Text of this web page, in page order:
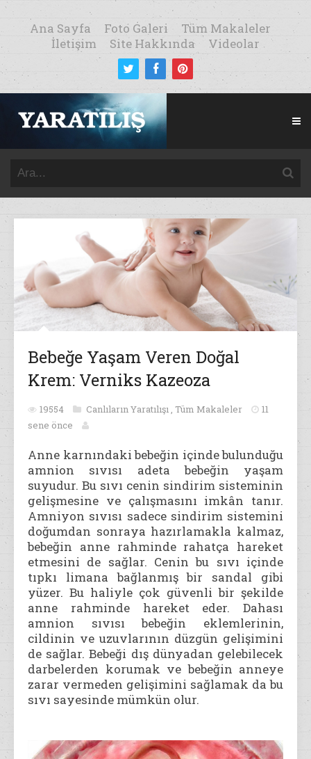
Ana Sayfa Foto Galeri
Tüm Makaleler
İletişim
Site Hakkında Videolar
Bebeğe Yaşam Veren Doğal
Krem: Verniks Kazeoza
19554 Canlıların Yaratılışı , Tüm Makaleler
11
sene önce
Anne karnındaki bebeğin içinde bulunduğu
amnion sıvısı adeta bebeğin yaşam
suyudur. Bu sıvı cenin sindirim sisteminin
gelişmesine ve çalışmasını imkân tanır.
Amniyon sıvısı sadece sindirim sistemini
doğumdan sonraya hazırlamakla kalmaz,
bebeğin anne rahminde rahatça hareket
etmesini de sağlar. Cenin bu sıvı içinde
tıpkı limana bağlanmış bir sandal gibi
yüzer. Bu haliyle çok güvenli bir şekilde
anne rahminde hareket eder. Dahası
amnion sıvısı bebeğin eklemlerinin,
cildinin ve uzuvlarının düzgün gelişimini
de sağlar. Bebeği dış dünyadan gelebilecek
darbelerden korumak ve bebeğin anneye
zarar vermeden gelişimini sağlamak da bu
sıvı sayesinde mümkün olur.